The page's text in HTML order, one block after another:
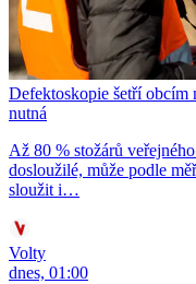
Defektoskopie šetří obcím
nutná
Až 80 % stožárů
dosloužilé, může podle
sloužit i…
Volty
dnes, 01:00